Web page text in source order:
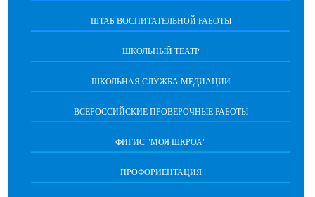
ШТАБ ВОСПИТАТЕЛЬНОЙ РАБОТЫ
ШКОЛЬНЫЙ ТЕАТР
ШКОЛЬНАЯ СЛУЖБА МЕДИАЦИИ
ВСЕРОССИЙСКИЕ ПРОВЕРОЧНЫЕ РАБОТЫ
ФИГИС "МОЯ ШКРОА"
ПРОФОРИЕНТАЦИЯ